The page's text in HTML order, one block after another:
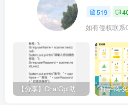
519
如有侵权联系
【分享】ChatGpt助手v1.24免注册直接使用